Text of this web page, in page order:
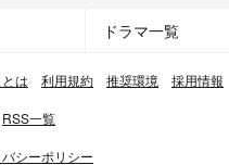
ドラマ一覧
は 利用規約 推奨環境 採用情報
RSS一覧
シーポリシー